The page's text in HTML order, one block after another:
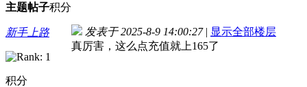
主题帖子积分
新手上路
积分
发表于 2025-8-9 14:00:27 | 显示全部楼层
真厉害，这么点充值就上165了